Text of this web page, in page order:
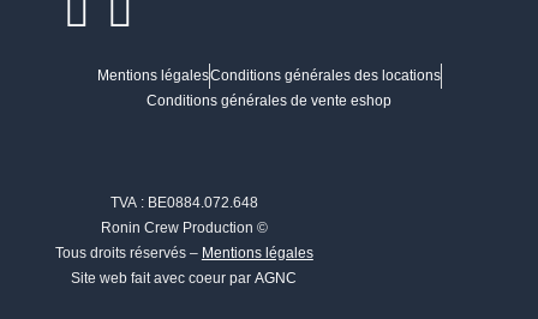
Mentions légalesConditions générales des locations
Conditions générales de vente eshop
TVA : BE0884.072.648
Ronin Crew Production ©
Tous droits réservés – Mentions légales
Site web fait avec coeur parAGNC